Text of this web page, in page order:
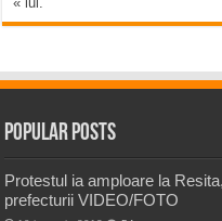
Popular Posts
Protestul ia amploare la
prefecturii VIDEO/FOTO